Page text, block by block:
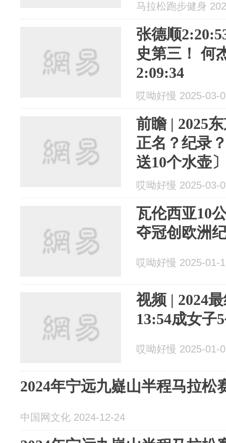
马拉松跑步健身
张德顺
史第三！ 何
2:09:34
哎呦好慢 2025-03-
前瞻 | 2025
正名？纪录
送10个水壶
哎呦好慢 2025-03-
瓦伦西亚10
夺冠创欧洲
哎呦好慢 2025-01-
视频 | 2024
13:54成女子
哎呦好慢 2025-01-
2024年宁远九嶷山半程马拉松
中国网文化 2024-12-24